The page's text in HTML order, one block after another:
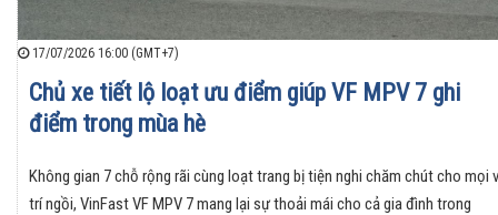
17/07/2026 16:00 (GMT+7)
Chủ xe tiết lộ loạt ưu điểm giúp VF MPV 7 ghi
điểm trong mùa hè
Không gian 7 chỗ rộng rãi cùng loạt trang bị tiện nghi chăm chút cho mọi
trí ngồi, VinFast VF MPV 7 mang lại sự thoải mái cho cả gia đình trong